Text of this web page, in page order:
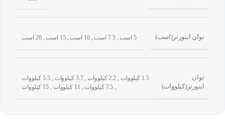
توان اینورتر(اسب) 5 اسب ,7.5 اسب ,10 اسب ,15 اسب ,20 اسب
توان
اینورتر(کیلووات)
1.5 کیلووات 2.2 کیلووات ,3.7 کیلووات ,5.5 کیلووات
7.5 کیلووات 11 کیلووات 15 کیلووات